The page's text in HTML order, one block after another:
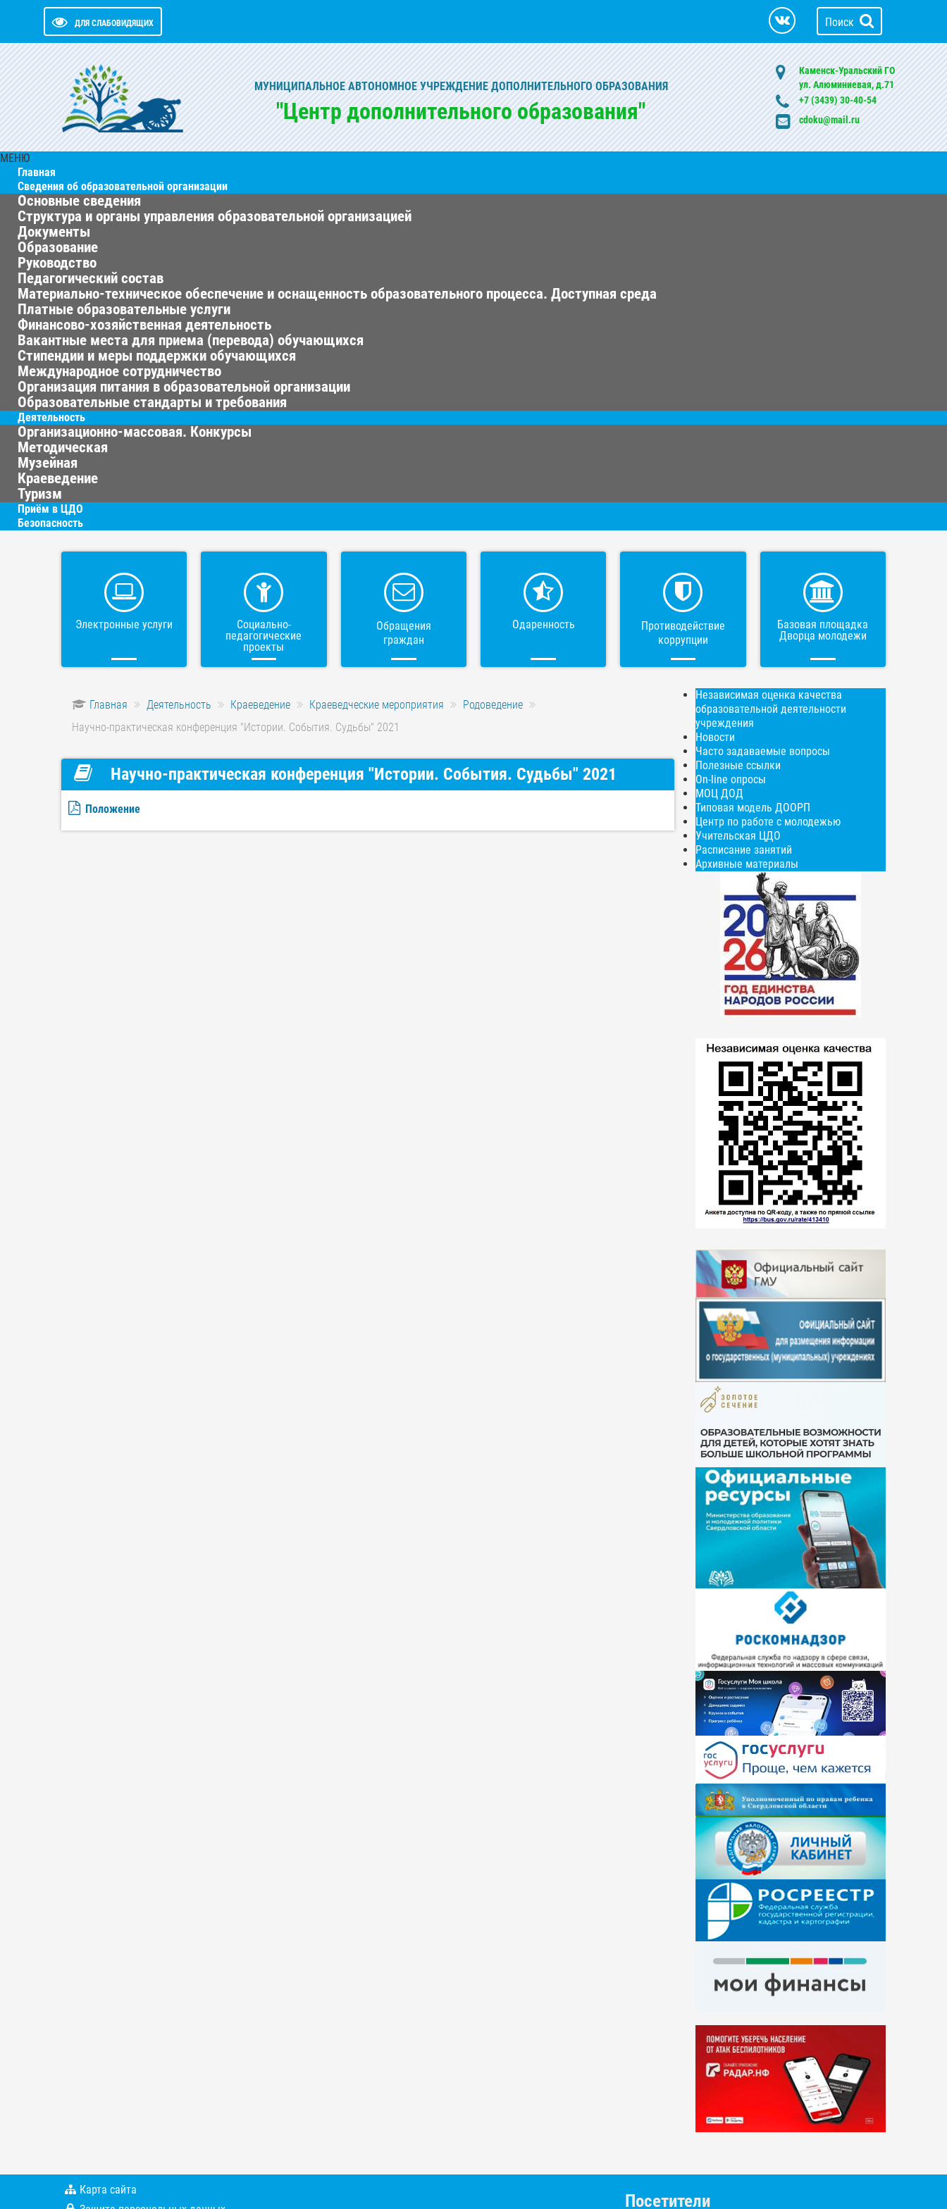
ДЛЯ СЛАБОВИДЯЩИХ Поиск
МУНИЦИПАЛЬНОЕ АВТОНОМНОЕ УЧРЕЖДЕНИЕ ДОПОЛНИТЕЛЬНОГО ОБРАЗОВАНИЯ
"Центр дополнительного образования"
Каменск-Уральский ГО
ул. Алюминиевая, д.71
+7 (3439) 30-40-54
cdoku@mail.ru
МЕНЮ
Главная
Сведения об образовательной организации
Основные сведения
Структура и органы управления образовательной организацией
Документы
Образование
Руководство
Педагогический состав
Материально-техническое обеспечение и оснащенность образовательного процесса. Доступная среда
Платные образовательные услуги
Финансово-хозяйственная деятельность
Вакантные места для приема (перевода) обучающихся
Стипендии и меры поддержки обучающихся
Международное сотрудничество
Организация питания в образовательной организации
Образовательные стандарты и требования
Деятельность
Организационно-массовая. Конкурсы
Методическая
Музейная
Краеведение
Туризм
Приём в ЦДО
Безопасность
Электронные услуги
Социально-
педагогические
проекты
Обращения
граждан
Одаренность
Противодействие
коррупции
Базовая площадка
Дворца молодежи
Главная Деятельность Краеведение Краеведческие мероприятия
Родоведение
Научно-практическая конференция "Истории. События. Судьбы" 2021
Научно-практическая конференция "Истории. События. Судьбы" 2021
Положение
Независимая оценка качества
образовательной деятельности
учреждения
Новости
Часто задаваемые вопросы
Полезные ссылки
On-line опросы
МОЦ ДОД
Типовая модель ДООРП
Центр по работе с молодежью
Учительская ЦДО
Расписание занятий
Архивные материалы
Карта сайта
Посетители